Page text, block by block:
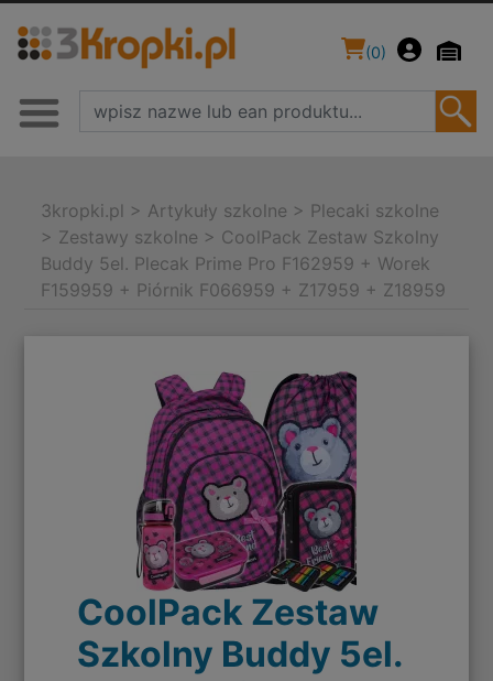
(0)
3kropki.pl > Artykuły szkolne > Plecaki szkolne
> Zestawy szkolne > CoolPack Zestaw Szkolny
Buddy 5el. Plecak Prime Pro F162959 + Worek
F159959 + Piórnik F066959 + Z17959 + Z18959
CoolPack Zestaw
Szkolny Buddy 5el.